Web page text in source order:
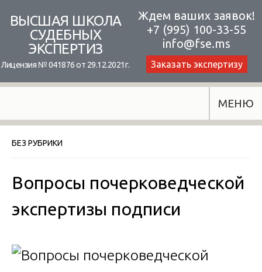
content
ВЫСШАЯ ШКОЛА
СУДЕБНЫХ
ЭКСПЕРТИЗ
Лицензия № 041876 от 29.12.2021г.
Ждем ваших заявок!
+7 (995) 100-33-55
info@fse.ms
Заказать экспертизу
МЕНЮ
БЕЗ РУБРИКИ
Вопросы почерковедческой
экспертизы подписи